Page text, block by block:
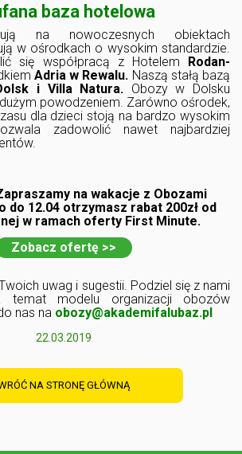
baza hotelowa
na nowoczesnych obiektach
w ośrodkach o wysokim standardzie.
się współpracą z Hotelem Rodan-
Adria w Rewalu. Naszą stałą bazą
i Villa Natura. Obozy w Dolsku
powodzeniem. Zarówno ośrodek,
dla dzieci stoją na bardzo wysokim
zadowolić nawet najbardziej
na wakacje z Obozami
do 12.04 otrzymasz rabat 200zł od
w ramach oferty First Minute.
Zobacz ofertę >>
uwag i sugestii. Podziel się z nami
temat modelu organizacji obozów
nas na obozy@akademifalubaz.pl
22.03.2019
NA STRONĘ GŁÓWNĄ